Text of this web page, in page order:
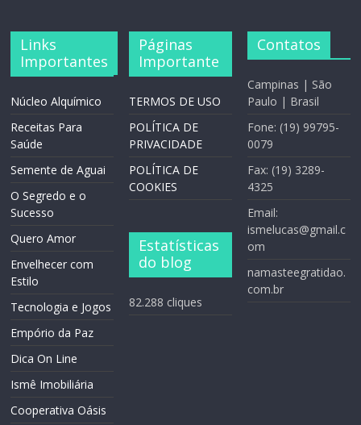
Links
Importantes
Núcleo Alquímico
Receitas Para
Saúde
Semente de Aguai
O Segredo e o
Sucesso
Quero Amor
Envelhecer com
Estilo
Tecnologia e Jogos
Empório da Paz
Dica On Line
Ismê Imobiliária
Cooperativa Oásis
Páginas
Importante
TERMOS DE USO
POLÍTICA DE
PRIVACIDADE
POLÍTICA DE
COOKIES
Estatísticas
do blog
82.288 cliques
Contatos
Campinas | São
Paulo | Brasil
Fone: (19) 99795-
0079
Fax: (19) 3289-
4325
Email:
ismelucas@gmail.c
om
namasteegratidao.
com.br